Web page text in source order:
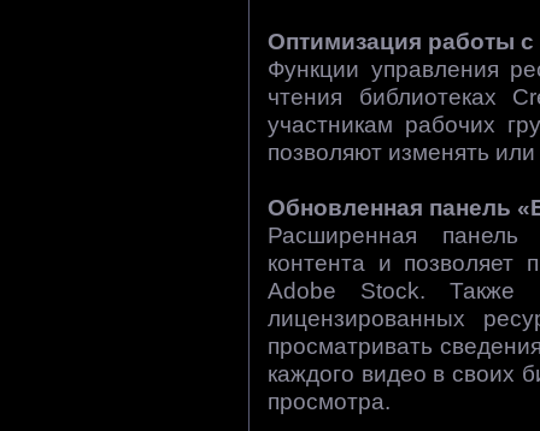
Оптимизация работы
Функции управления
чтения библиотеках
участникам рабочих
позволяют изменять или
Обновленная панель
Расширенная панель
контента и позволяет
Adobe Stock. Также
лицензированных
просматривать
каждого видео в своих
просмотра.